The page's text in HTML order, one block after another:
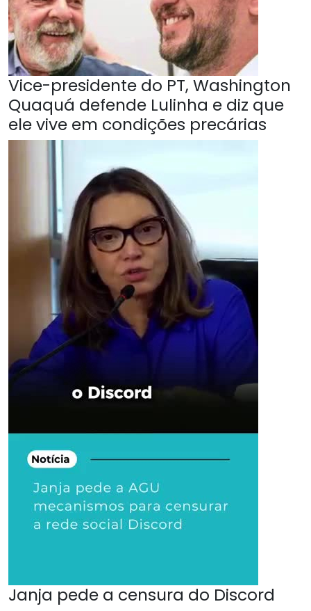
Vice-presidente do PT, Washington
Quaquá defende Lulinha e diz que
ele vive em condições precárias
Janja pede a censura do Discord